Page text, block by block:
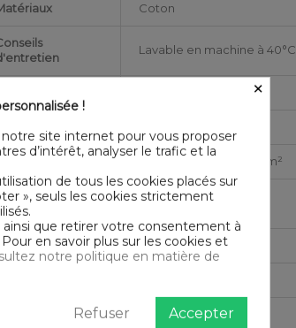
Coton
Lavable en machine à 40°C
Tissage serré - 57 fils /cm²
du
25
HDR
×
!
site internet pour vous proposer
d’intérêt, analyser le trafic et la
de tous les cookies placés sur
», seuls les cookies strictement
que retirer votre consentement à
en savoir plus sur les cookies et
notre politique en matière de
Accepter
Refuser